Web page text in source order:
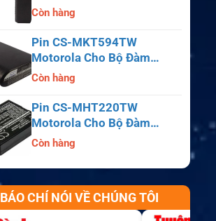
APX6000, APX7000,
APX8000, SRX2200
Còn hàng
Pin CS-MKT594TW
Motorola Cho Bộ Đàm
Astro Saber, MX1000,
Còn hàng
Pin CS-MHT220TW
Motorola Cho Bộ Đàm
MT700, HT210, HT220,
Còn hàng
BÁO CHÍ NÓI VỀ CHÚNG TÔI